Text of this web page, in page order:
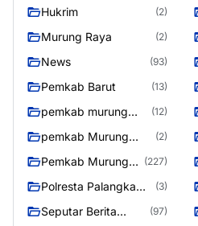
Hukrim (2)
Murung Raya (2)
News (93)
Pemkab Barut (13)
pemkab murung
(12)
pemkab Murung
(2)
Pemkab Murung
(227)
Polresta Palangka
(3)
Seputar Berita
(97)